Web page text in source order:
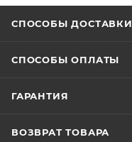
СПОСОБЫ ДОСТАВКИ
СПОСОБЫ ОПЛАТЫ
ГАРАНТИЯ
ВОЗВРАТ ТОВАРА